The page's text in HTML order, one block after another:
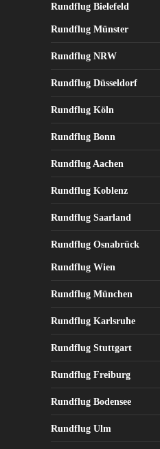
Rundflug Bielefeld
Rundflug Münster
Rundflug NRW
Rundflug Düsseldorf
Rundflug Köln
Rundflug Bonn
Rundflug Aachen
Rundflug Koblenz
Rundflug Saarland
Rundflug Osnabrück
Rundflug Wien
Rundflug München
Rundflug Karlsruhe
Rundflug Stuttgart
Rundflug Freiburg
Rundflug Bodensee
Rundflug Ulm